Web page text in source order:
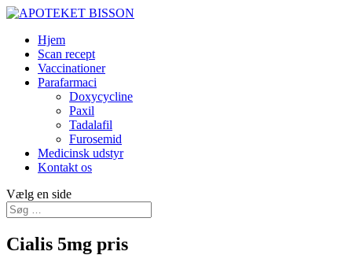
Hjem
Scan recept
Vaccinationer
Parafarmaci
Doxycycline
Paxil
Tadalafil
Furosemid
Medicinsk udstyr
Kontakt os
Vælg en side
Cialis 5mg pris